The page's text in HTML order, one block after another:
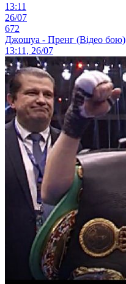
13:11
26/07
672
Джошуа - Пренг (Відео бою)
13:11, 26/07